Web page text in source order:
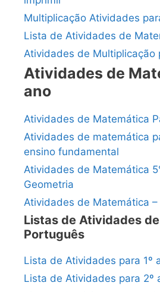
Multiplicação Atividades
Lista de Atividades de
Atividades de Multiplicação
Atividades de
ano
Atividades de Matemática
Atividades de matemática
ensino fundamental
Atividades de Matemática
Geometria
Atividades de Matemática –
Listas de Atividades
Português
Lista de Atividades para 1º
Lista de Atividades para 2º